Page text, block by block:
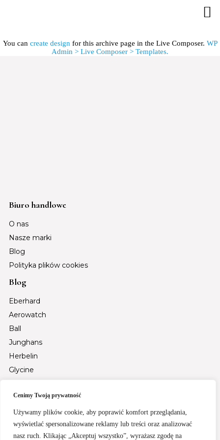
Cenimy Twoją prywatność
Używamy plików cookie, aby poprawić komfort przeglądania,
wyświetlać spersonalizowane reklamy lub treści oraz analizować
nasz ruch. Klikając „Akceptuj wszystko”, wyrażasz zgodę na
You can create design for this archive page in the Live Composer. WP
Admin > Live Composer > Templates.
Biuro handlowe
O nas
Nasze marki
Blog
Polityka plików cookies
Blog
Eberhard
Aerowatch
Ball
Junghans
Herbelin
Glycine
Tsar Bomba
Fiyta
Santa Barbara Polo & Racquet Club